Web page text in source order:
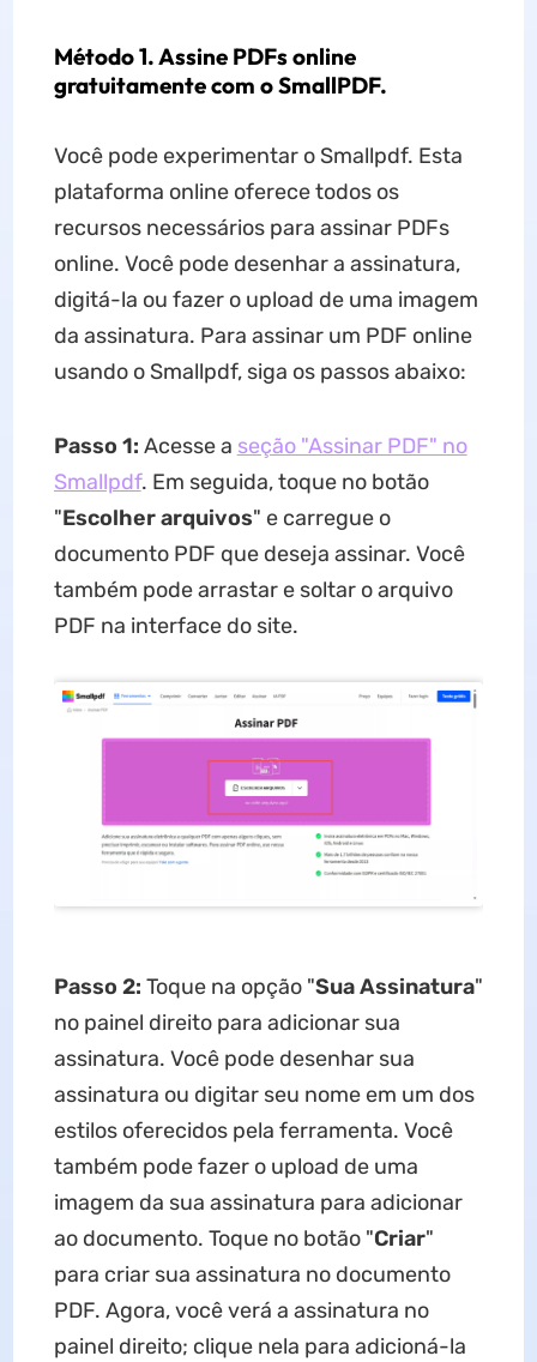
Método 1. Assine PDFs online
gratuitamente com o SmallPDF.
Você pode experimentar o Smallpdf. Esta
plataforma online oferece todos os
recursos necessários para assinar PDFs
online. Você pode desenhar a assinatura,
digitá-la ou fazer o upload de uma imagem
da assinatura. Para assinar um PDF online
usando o Smallpdf, siga os passos abaixo:
Passo 1: Acesse a seção "Assinar PDF" no
Smallpdf. Em seguida, toque no botão
"Escolher arquivos" e carregue o
documento PDF que deseja assinar. Você
também pode arrastar e soltar o arquivo
PDF na interface do site.
Passo 2: Toque na opção "Sua Assinatura"
no painel direito para adicionar sua
assinatura. Você pode desenhar sua
assinatura ou digitar seu nome em um dos
estilos oferecidos pela ferramenta. Você
também pode fazer o upload de uma
imagem da sua assinatura para adicionar
ao documento. Toque no botão "Criar"
para criar sua assinatura no documento
PDF. Agora, você verá a assinatura no
painel direito; clique nela para adicioná-la